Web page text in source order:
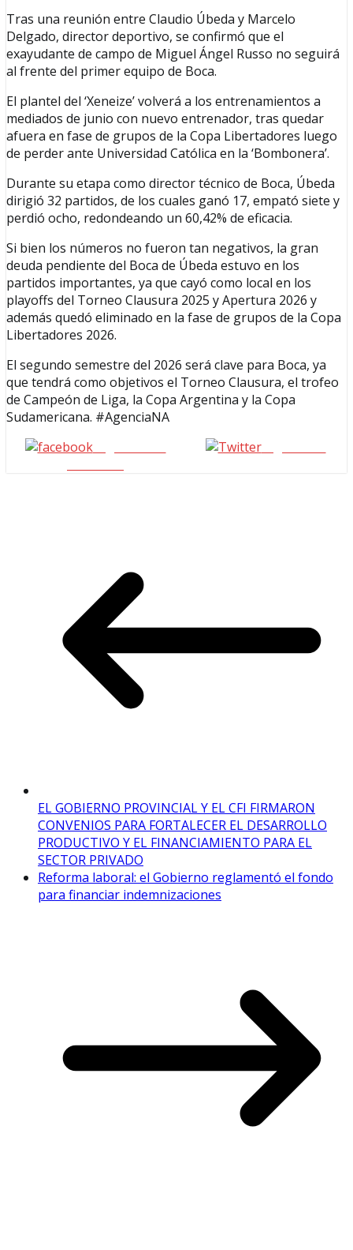
Tras una reunión entre Claudio Úbeda y Marcelo
Delgado, director deportivo, se confirmó que el
exayudante de campo de Miguel Ángel Russo no seguirá
al frente del primer equipo de Boca.
El plantel del ‘Xeneize’ volverá a los entrenamientos a
mediados de junio con nuevo entrenador, tras quedar
afuera en fase de grupos de la Copa Libertadores luego
de perder ante Universidad Católica en la ‘Bombonera’.
Durante su etapa como director técnico de Boca, Úbeda
dirigió 32 partidos, de los cuales ganó 17, empató siete y
perdió ocho, redondeando un 60,42% de eficacia.
Si bien los números no fueron tan negativos, la gran
deuda pendiente del Boca de Úbeda estuvo en los
partidos importantes, ya que cayó como local en los
playoffs del Torneo Clausura 2025 y Apertura 2026 y
además quedó eliminado en la fase de grupos de la Copa
Libertadores 2026.
El segundo semestre del 2026 será clave para Boca, ya
que tendrá como objetivos el Torneo Clausura, el trofeo
de Campeón de Liga, la Copa Argentina y la Copa
Sudamericana. #AgenciaNA
Seguinos en
seguinos X
EL GOBIERNO PROVINCIAL Y EL CFI FIRMARON
CONVENIOS PARA FORTALECER EL DESARROLLO
PRODUCTIVO Y EL FINANCIAMIENTO PARA EL
SECTOR PRIVADO
Reforma laboral: el Gobierno reglamentó el fondo
para financiar indemnizaciones